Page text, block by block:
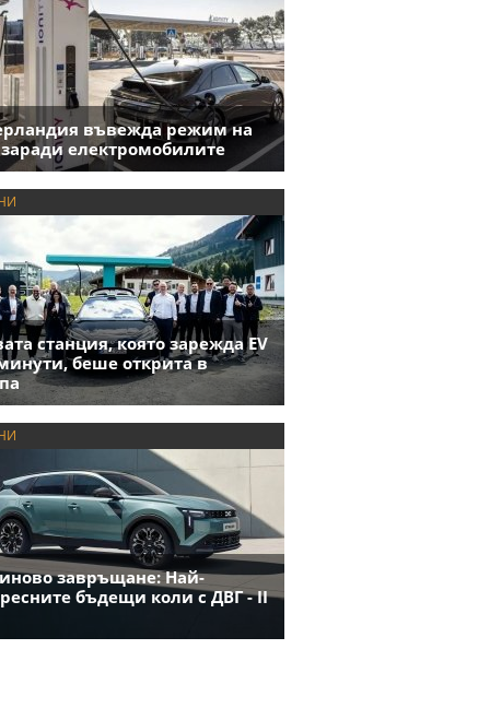
въвежда режим на
заради електромобилите
станция, която зарежда EV
беше открита в
завръщане: Най-
бъдещи коли с ДВГ - II